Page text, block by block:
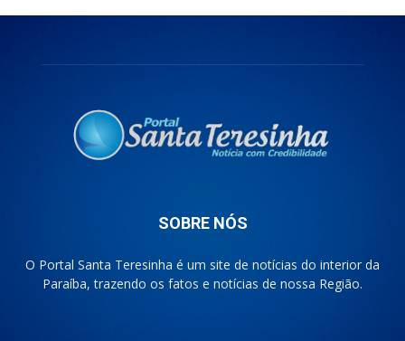
SOBRE NÓS
O Portal Santa Teresinha é um site de notícias do interior da
Paraíba, trazendo os fatos e notícias de nossa Região.